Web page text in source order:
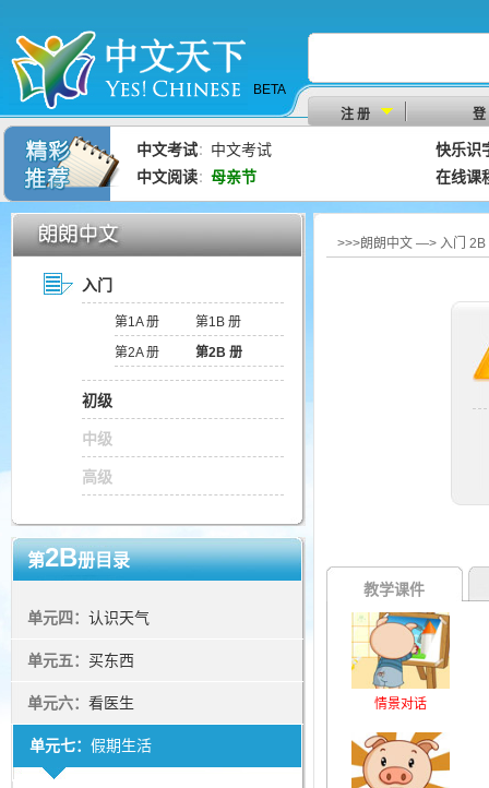
BETA
注 册
登
中文考试： 中文考试
快乐识
中文阅读： 母亲节 在线课
入门
第1A 册
第1B 册
第2A 册
第2B 册
初级
中级
高级
第2B册目录
单元四： 认识天气
单元五： 买东西
单元六： 看医生
单元七： 假期生活
>>>朗朗中文 —> 入门
教学课件
情景对话